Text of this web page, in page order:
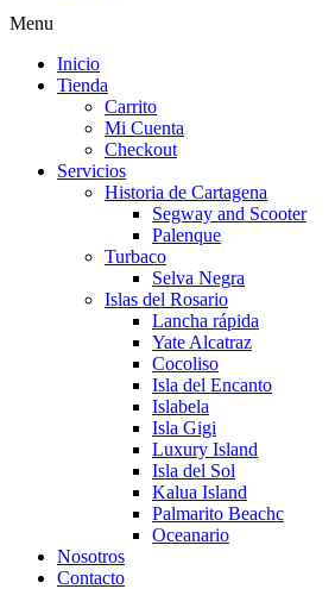
Menu
Inicio
Tienda
Carrito
Mi Cuenta
Checkout
Servicios
Historia de Cartagena
Segway and Scooter
Palenque
Turbaco
Selva Negra
Islas del Rosario
Lancha rápida
Yate Alcatraz
Cocoliso
Isla del Encanto
Islabela
Isla Gigi
Luxury Island
Isla del Sol
Kalua Island
Palmarito Beachc
Oceanario
Nosotros
Contacto